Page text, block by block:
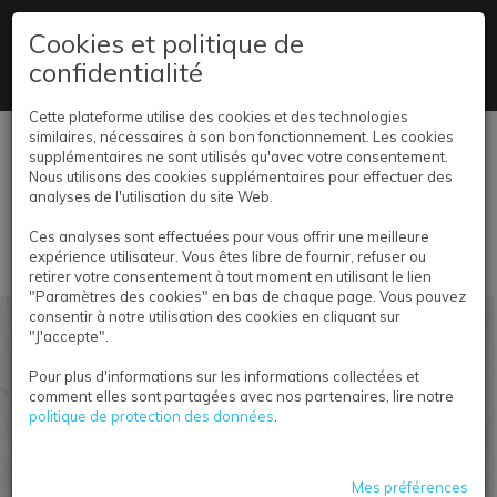
Un grand choix de papier disponible
Se connecter
Le guide indispensable pour accueillir les nouveaux
arrivants avec chaleur et professionnalisme.
Pratique et facile à manipuler, il offre une
essentielles. Personnalisable pour refléter l'identité
Cookies et politique de
confidentialité
Cette plateforme utilise des cookies et des technologies
similaires, nécessaires à son bon fonctionnement. Les cookies
supplémentaires ne sont utilisés qu'avec votre consentement.
Nous utilisons des cookies supplémentaires pour effectuer des
analyses de l'utilisation du site Web.
Ces analyses sont effectuées pour vous offrir une meilleure
expérience utilisateur. Vous êtes libre de fournir, refuser ou
retirer votre consentement à tout moment en utilisant le lien
"Paramètres des cookies" en bas de chaque page. Vous pouvez
consentir à notre utilisation des cookies en cliquant sur
"J'accepte".
Pour plus d'informations sur les informations collectées et
comment elles sont partagées avec nos partenaires, lire notre
politique de protection des données
Mes préférences